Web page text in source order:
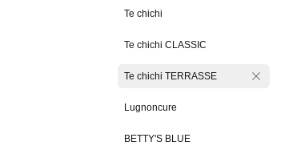
Te chichi
Te chichi CLASSIC
Te chichi TERRASSE
Lugnoncure
BETTY'S BLUE